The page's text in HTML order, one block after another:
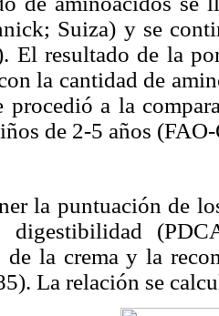
Suiza) y se
El resultado de la
la cantidad de
procedió a la
de 2-5 años
la puntuación de
digestibilidad
de la crema y la
La relación se